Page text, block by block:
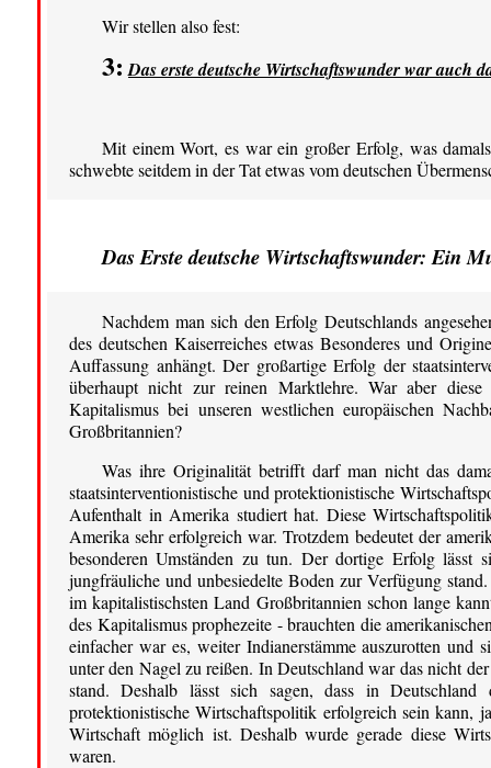
Wir stellen also fest:
3: Das erste deutsche Wirtschaftswunder war auch
Mit einem Wort, es war ein großer Erfolg, was
schwebte seitdem in der Tat etwas vom deutschen
Das Erste deutsche Wirtschaftswunder: Ein
Nachdem man sich den Erfolg Deutschlands
des deutschen Kaiserreiches etwas Besonderes und
Auffassung anhängt. Der großartige Erfolg der
überhaupt nicht zur reinen Marktlehre. War aber
Kapitalismus bei unseren westlichen europäischen
Großbritannien?
Was ihre Originalität betrifft darf man nicht das
staatsinterventionistische und protektionistische
Aufenthalt in Amerika studiert hat. Diese
Amerika sehr erfolgreich war. Trotzdem bedeutet der
besonderen Umständen zu tun. Der dortige Erfolg lässt
jungfräuliche und unbesiedelte Boden zur Verfügung
im kapitalistischsten Land Großbritannien schon lange
des Kapitalismus prophezeite - brauchten die
einfacher war es, weiter Indianerstämme auszurotten und
unter den Nagel zu reißen. In Deutschland war das nicht
stand. Deshalb lässt sich sagen, dass in Deutschland
protektionistische Wirtschaftspolitik erfolgreich sein kann,
Wirtschaft möglich ist. Deshalb wurde gerade diese
waren.